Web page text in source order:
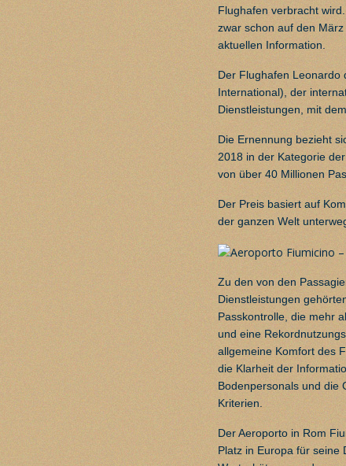
Flughafen verbracht
zwar schon auf den
aktuellen Information.
Der Flughafen Leonardo
International), der
Dienstleistungen, mit
Die Ernennung bezieht
2018 in der Kategorie
von über 40 Millionen
Der Preis basiert auf
der ganzen Welt
Zu den von den
Dienstleistungen
Passkontrolle, die mehr
und eine
allgemeine Komfort des
die Klarheit der
Bodenpersonals und die
Kriterien.
Der Aeroporto in Rom
Platz in Europa für seine